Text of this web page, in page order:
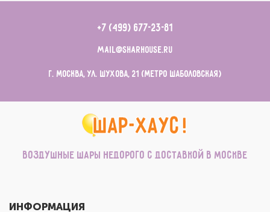
+7 (499) 677-23-81
mail@sharhouse.ru
г. Москва, ул. Шухова, 21 (метро Шаболовская)
Воздушные шары недорого с доставкой в Москве
ИНФОРМАЦИЯ